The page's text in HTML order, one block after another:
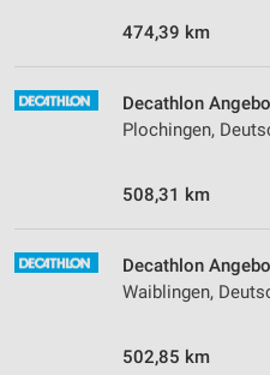
474,39 km
Decathlon
Plochingen,
508,31 km
Decathlon
Waiblingen,
502,85 km